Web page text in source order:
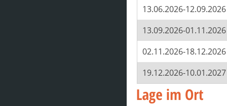
13.06.2026-12.09.2026
13.09.2026-01.11.2026
02.11.2026-18.12.2026
19.12.2026-10.01.2027